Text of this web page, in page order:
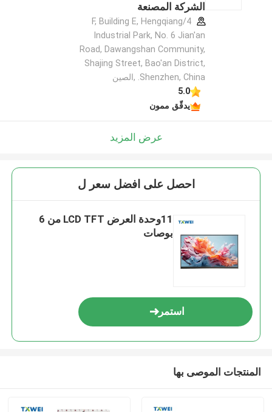
الشركة المصنعة
4/F, Building E, Hengqiang
Industrial Park, No. 6 Jian'an
Road, Dawangshan Community,
Shajing Street, Bao'an District,
Shenzhen, China. ,الصين
5.0
يدقّق ممون
عرض المزيد
احصل على افضل سعر ل
11وحدة العرض LCD TFT من 6
بوصات
استمر
المنتجات الموصى بها